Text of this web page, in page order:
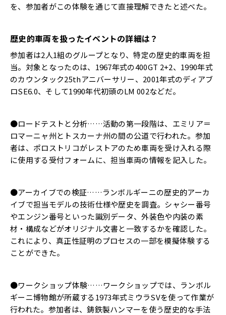
を、参加者がこの体験を通じて直接理解できたと述べた。
歴史的車両を扱ったイベントの詳細は？
参加者は2人1組のグループとなり、特定の歴史的車両を担
当。対象となったのは、1967年式の400GT 2+2、1990年式
のカウンタック25thアニバーサリー、2001年式のディアブ
ロSE6.0、そして1990年代初頭のLM 002などだ。
●ロードテストと分析……活動の第一段階は、エミリア＝
ロマーニャ州とトスカーナ州の間の公道で行われた。参加
者は、ポロストリコがレストアのため車両を受け入れる際
に使用する受付フォームに、担当車両の情報を記入した。
●アーカイブでの検証……ランボルギーニの歴史的アーカ
イブで担当モデルの技術仕様や歴史を調査。シャシー番号
やエンジン番号といった識別データ、外装色や内装の素
材・構成などがオリジナル文書と一致するかを確認した。
これにより、真正性証明のプロセスの一部を模擬体験する
ことができた。
●ワークショップ体験……ワークショップでは、ランボル
ギーニ博物館が所蔵する1973年式ミウラSVを使って作業が
行われた。参加者は、鋳鉄製ハンマーを使う歴史的な手法